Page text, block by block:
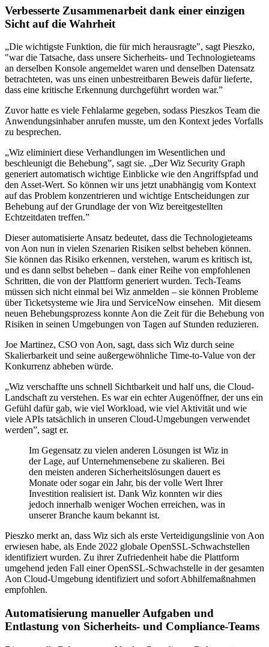
Verbesserte Zusammenarbeit dank einer einzigen
Sicht auf die Wahrheit
„Die wichtigste Funktion, die für mich herausragte", sagt Pieszko,
"war die Tatsache, dass unsere Sicherheits- und Technologieteams
an derselben Konsole angemeldet waren und denselben Datensatz
betrachteten, was uns einen unbestreitbaren Beweis dafür lieferte,
dass eine kritische Erkennung durchgeführt worden war.”
Zuvor hatte es viele Fehlalarme gegeben, sodass Pieszkos Team die
Anwendungsinhaber anrufen musste, um den Kontext jedes Vorfalls
zu besprechen.
„Wiz eliminiert diese Verhandlungen im Wesentlichen und
beschleunigt die Behebung”, sagt sie. „Der Wiz Security Graph
generiert automatisch wichtige Einblicke wie den Angriffspfad und
den Asset-Wert. So können wir uns jetzt unabhängig vom Kontext
auf das Problem konzentrieren und wichtige Entscheidungen zur
Behebung auf der Grundlage der von Wiz bereitgestellten
Echtzeitdaten treffen.”
Dieser automatisierte Ansatz bedeutet, dass die Technologieteams
von Aon nun in vielen Szenarien Risiken selbst beheben können.
Sie können das Risiko erkennen, verstehen, warum es kritisch ist,
und es dann selbst beheben – dank einer Reihe von empfohlenen
Schritten, die von der Plattform generiert wurden. Tech-Teams
müssen sich nicht einmal bei Wiz anmelden – sie können Probleme
über Ticketsysteme wie Jira und ServiceNow einsehen. Mit diesem
neuen Behebungsprozess konnte Aon die Zeit für die Behebung von
Risiken in seinen Umgebungen von Tagen auf Stunden reduzieren.
Joe Martinez, CSO von Aon, sagt, dass sich Wiz durch seine
Skalierbarkeit und seine außergewöhnliche Time-to-Value von der
Konkurrenz abheben würde.
„Wiz verschaffte uns schnell Sichtbarkeit und half uns, die Cloud-
Landschaft zu verstehen. Es war ein echter Augenöffner, der uns ein
Gefühl dafür gab, wie viel Workload, wie viel Aktivität und wie
viele APIs tatsächlich in unseren Cloud-Umgebungen verwendet
werden”, sagt er.
Im Gegensatz zu vielen anderen Lösungen ist Wiz in
der Lage, auf Unternehmensebene zu skalieren. Bei
den meisten anderen Sicherheitslösungen dauert es
Monate oder sogar ein Jahr, bis der volle Wert Ihrer
Investition realisiert ist. Dank Wiz konnten wir dies
jedoch innerhalb weniger Wochen erreichen, was in
unserer Branche kaum bekannt ist.
Pieszko merkt an, dass Wiz sich als erste Verteidigungslinie von Aon
erwiesen habe, als Ende 2022 globale OpenSSL-Schwachstellen
identifiziert wurden. Zu ihrer Zufriedenheit habe die Plattform
umgehend jeden Fall einer OpenSSL-Schwachstelle in der gesamten
Aon Cloud-Umgebung identifiziert und sofort Abhilfemaßnahmen
empfohlen.
Automatisierung manueller Aufgaben und
Entlastung von Sicherheits- und Compliance-Teams